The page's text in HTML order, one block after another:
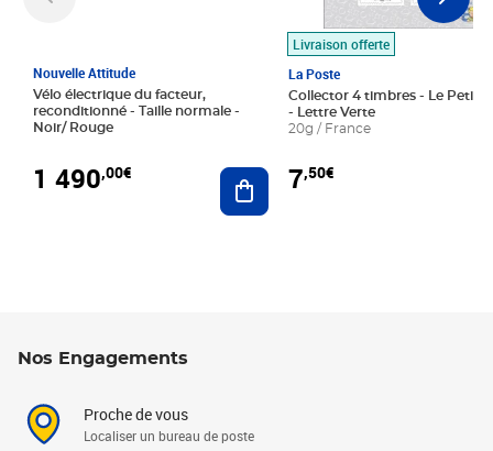
Nouvelle Attitude
Vélo électrique du facteur,
reconditionné - Taille normale -
Noir/ Rouge
1 490,00€ Ajouter au panier
Livraison offerte
La Poste
Collector 4 timbres - Le Petit
- Lettre Verte
20g / France
7,50€
Nos Engagements
Proche de vous
Localiser un bureau de poste